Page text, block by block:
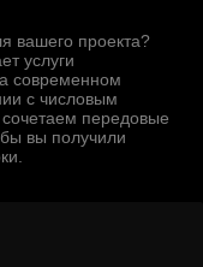
вашего проекта?
услуги
современном
с числовым
передовые
вы получили